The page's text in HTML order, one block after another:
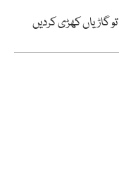
گاڑیاں کھڑی کردیں